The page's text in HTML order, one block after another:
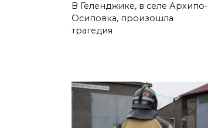
В Геленджике, в селе Архипо-
Осиповка, произошла
трагедия